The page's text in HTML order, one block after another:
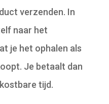
verzenden. In
naar het
je het ophalen als
Je betaalt dan
tijd.